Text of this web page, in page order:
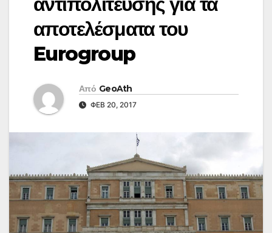
αποτελέσματα του
Eurogroup
Από GeoAth
ΦΕΒ 20, 2017